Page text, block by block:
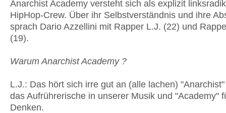
Anarchist Academy versteht sich als explizit
HipHop-Crew. Über ihr Selbstverständnis und ihre
sprach Dario Azzellini mit Rapper L.J. (22) und
(19).
Warum Anarchist Academy ?
L.J.: Das hört sich irre gut an (alle lachen)
das Aufrührerische in unserer Musik und "Academy"
Denken.